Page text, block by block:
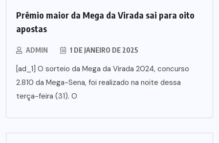
Prêmio maior da Mega da Virada sai para oito
apostas
ADMIN 1 DE JANEIRO DE 2025
[ad_1] O sorteio da Mega da Virada 2024, concurso
2.810 da Mega-Sena, foi realizado na noite dessa
terça-feira (31). O